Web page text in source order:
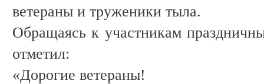
ветераны и труженики тыла.
Обращаясь к участникам
отметил:
«Дорогие ветераны!